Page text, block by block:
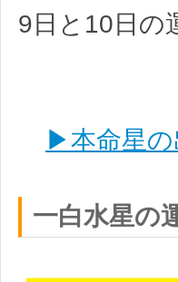
9日と10日の
▶本命星
一白水星の